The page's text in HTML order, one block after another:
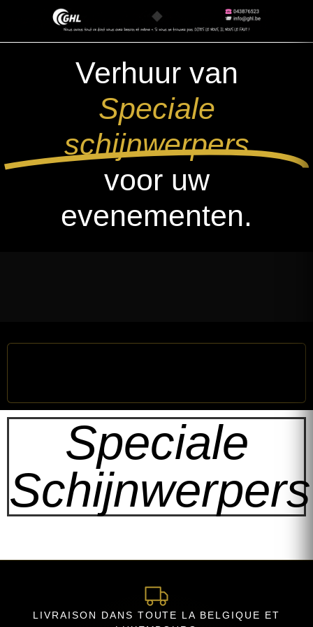
Verhuur van
Speciale
schijnwerpers
voor uw
evenementen.
Speciale
Schijnwerpers
LIVRAISON DANS TOUTE LA BELGIQUE ET